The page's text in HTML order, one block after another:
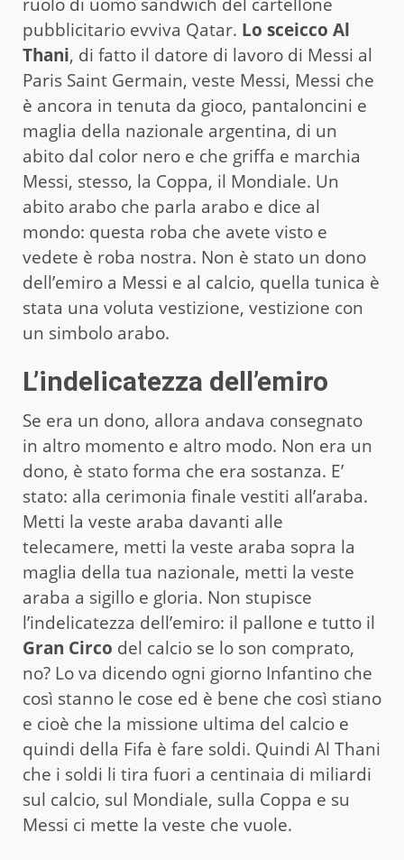
pubblicitario evviva Qatar. Lo sceicco Al
Thani, di fatto il datore di lavoro di Messi al
Paris Saint Germain, veste Messi, Messi che
è ancora in tenuta da gioco, pantaloncini e
maglia della nazionale argentina, di un
abito dal color nero e che griffa e marchia
Messi, stesso, la Coppa, il Mondiale. Un
abito arabo che parla arabo e dice al
mondo: questa roba che avete visto e
vedete è roba nostra. Non è stato un dono
dell’emiro a Messi e al calcio, quella tunica è
stata una voluta vestizione, vestizione con
un simbolo arabo.
L’indelicatezza dell’emiro
Se era un dono, allora andava consegnato
in altro momento e altro modo. Non era un
dono, è stato forma che era sostanza. E’
stato: alla cerimonia finale vestiti all’araba.
Metti la veste araba davanti alle
telecamere, metti la veste araba sopra la
maglia della tua nazionale, metti la veste
araba a sigillo e gloria. Non stupisce
l’indelicatezza dell’emiro: il pallone e tutto il
Gran Circo del calcio se lo son comprato,
no? Lo va dicendo ogni giorno Infantino che
così stanno le cose ed è bene che così stiano
e cioè che la missione ultima del calcio e
quindi della Fifa è fare soldi. Quindi Al Thani
che i soldi li tira fuori a centinaia di miliardi
sul calcio, sul Mondiale, sulla Coppa e su
Messi ci mette la veste che vuole.